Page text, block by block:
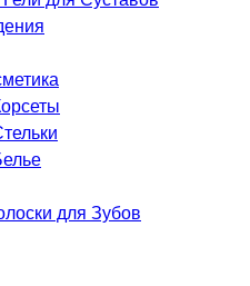
для Зубов